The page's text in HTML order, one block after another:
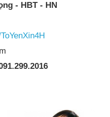
- HBT - HN